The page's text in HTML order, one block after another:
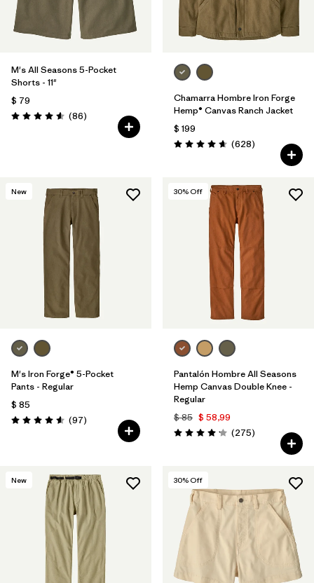
M's All Seasons 5-Pocket
Shorts - 11"
$ 79
Valoración: 4.6 / 5
(86Comentarios
)
Chamarra Hombre Iron Forge
Hemp® Canvas Ranch Jacket
$ 199
Valoración: 4.7 / 5
(628Comentarios
)
New
M's Iron Forge® 5-Pocket
Pants - Regular
$ 85
Valoración: 4.6 / 5
(97Comentarios
)
30% Off
Pantalón Hombre All Seasons
Hemp Canvas Double Knee -
Regular
$ 85 $ 58,99
Valoración: 4.2 / 5
(275Comentarios
)
New 30% Off